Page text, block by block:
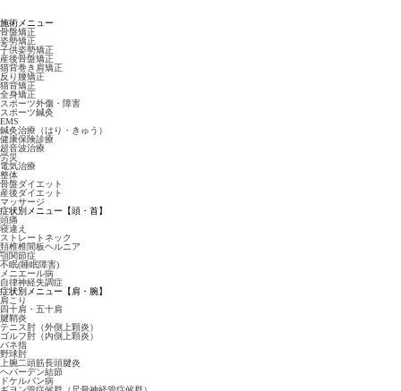
施術メニュー
骨盤矯正
姿勢矯正
子供姿勢矯正
産後骨盤矯正
猫背巻き肩矯正
反り腰矯正
猫背矯正
全身矯正
スポーツ外傷・障害
スポーツ鍼灸
EMS
鍼灸治療（はり・きゅう）
健康保険診療
超音波治療
労災
電気治療
整体
骨盤ダイエット
産後ダイエット
マッサージ
症状別メニュー【頭・首】
頭痛
寝違え
ストレートネック
頚椎椎間板ヘルニア
顎関節症
不眠(睡眠障害)
メニエール病
自律神経失調症
症状別メニュー【肩・腕】
肩こり
四十肩・五十肩
腱鞘炎
テニス肘（外側上顆炎）
ゴルフ肘（内側上顆炎）
バネ指
野球肘
上腕二頭筋長頭腱炎
ヘバーデン結節
ドケルバン病